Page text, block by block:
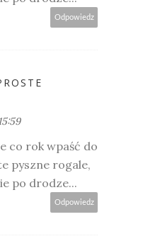
Odpowiedz
co rok wpaść do
pyszne rogale,
po drodze...
Odpowiedz